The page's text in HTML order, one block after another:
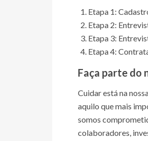
Etapa 1:
Etapa 2:
Etapa 3:
Etapa 4:
Faça parte do
Cuidar está na
aquilo que mais
somos
colaboradores,